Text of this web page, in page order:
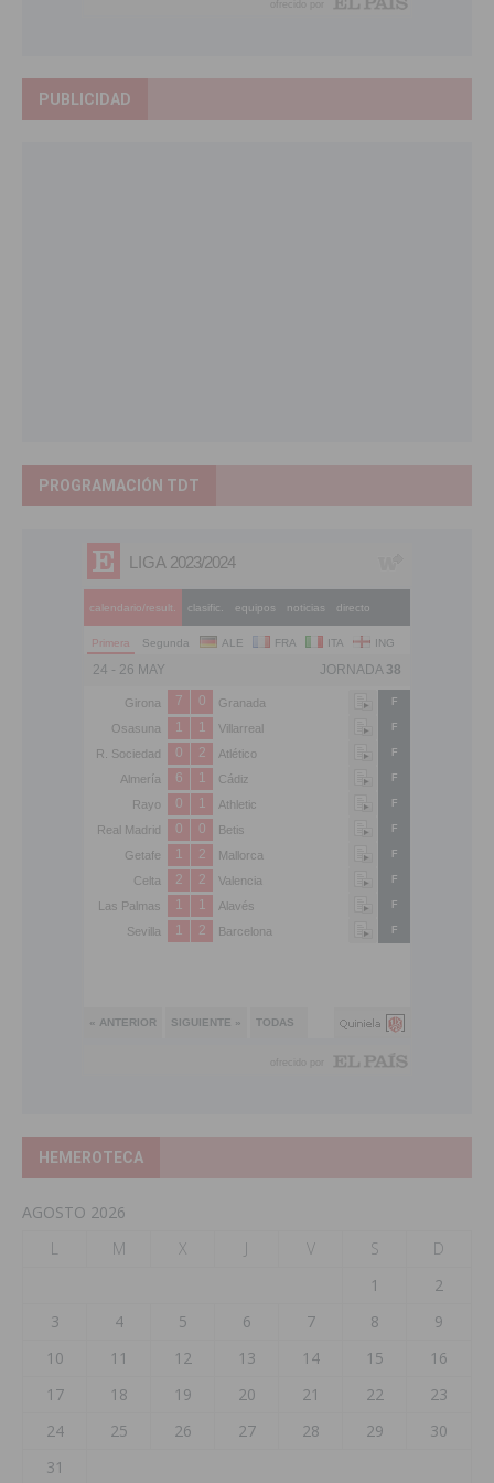
PUBLICIDAD
PROGRAMACIÓN TDT
HEMEROTECA
AGOSTO 2026
L
M X J V S
D
1
2
3
4 5 6 7 8
9
10
11 12 13 14 15
16
17
18 19 20 21 22
23
24
25 26 27 28 29
30
31